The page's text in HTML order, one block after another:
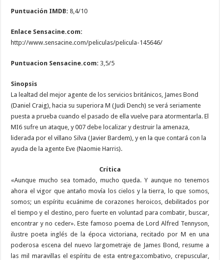
Puntuación IMDB: 8,4/10
Enlace Sensacine.com:
http://www.sensacine.com/peliculas/pelicula-145646/
Puntuacion Sensacine.com: 3,5/5
Sinopsis
La lealtad del mejor agente de los servicios británicos, James Bond
(Daniel Craig), hacia su superiora M (Judi Dench) se verá seriamente
puesta a prueba cuando el pasado de ella vuelve para atormentarla. El
MI6 sufre un ataque, y 007 debe localizar y destruir la amenaza,
liderada por el villano Silva (Javier Bardem), y en la que contará con la
ayuda de la agente Eve (Naomie Harris).
Crítica
«Aunque mucho sea tomado, mucho queda. Y aunque no tenemos
ahora el vigor que antaño movía los cielos y la tierra, lo que somos,
somos; un espíritu ecuánime de corazones heroicos, debilitados por
el tiempo y el destino, pero fuerte en voluntad para combatir, buscar,
encontrar y no ceder». Este famoso poema de Lord Alfred Tennyson,
ilustre poeta inglés de la época victoriana, recitado por M en una
poderosa escena del nuevo largometraje de James Bond, resume a
las mil maravillas el espíritu de esta entrega:combativo, crepuscular,